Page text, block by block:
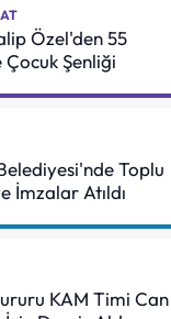
Özel'den 55
Şenliği
Toplu
İmzalar Atıldı
KAM Timi Can